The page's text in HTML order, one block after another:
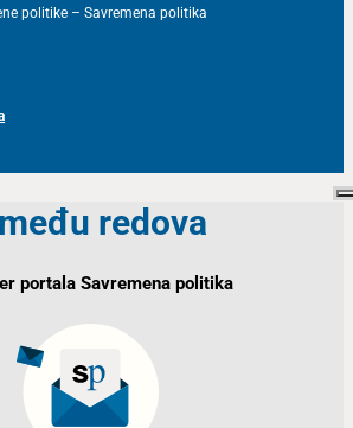
politike – Savremena politika
redova
portala Savremena politika